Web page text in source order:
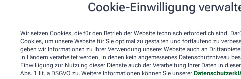
Cookie-Einwilligung
Wir setzen Cookies, die für den Betrieb der Website technisch erforderlich sind.
Cookies, um unsere Website für Sie optimal zu gestalten und fortlaufend zu
geben wir Informationen zu Ihrer Verwendung unserer Website auch an
in Ländern verarbeitet werden, in denen kein angemessenes Datenschutzniveau
Einwilligung zur Nutzung dieser Dienste auch der Verarbeitung Ihrer Daten in
Abs. 1 lit. a DSGVO zu. Weitere Informationen können Sie unserer